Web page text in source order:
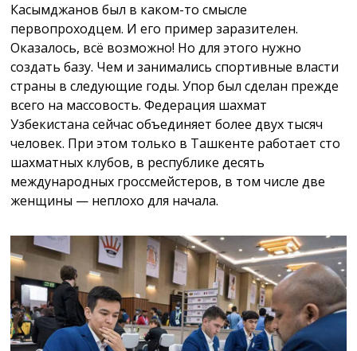
Касымджанов был в каком-то смысле
первопроходцем. И его пример заразителен.
Оказалось, всё возможно! Но для этого нужно
создать базу. Чем и занимались спортивные власти
страны в следующие годы. Упор был сделан прежде
всего на массовость. Федерация шахмат
Узбекистана сейчас объединяет более двух тысяч
человек. При этом только в Ташкенте работает сто
шахматных клубов, в республике десять
международных гроссмейстеров, в том числе две
женщины — неплохо для начала.